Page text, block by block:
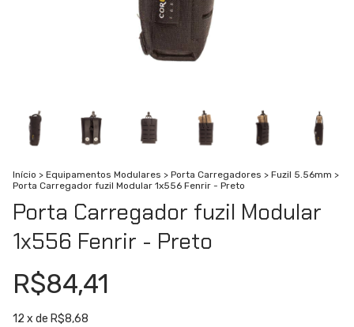
Início > Equipamentos Modulares > Porta Carregadores > Fuzil 5.56mm >
Porta Carregador fuzil Modular 1x556 Fenrir - Preto
Porta Carregador fuzil Modular
1x556 Fenrir - Preto
R$84,41
12 x de R$8,68